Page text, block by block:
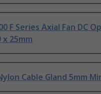
F Series Axial Fan DC
x 25mm
Cable Gland 5mm